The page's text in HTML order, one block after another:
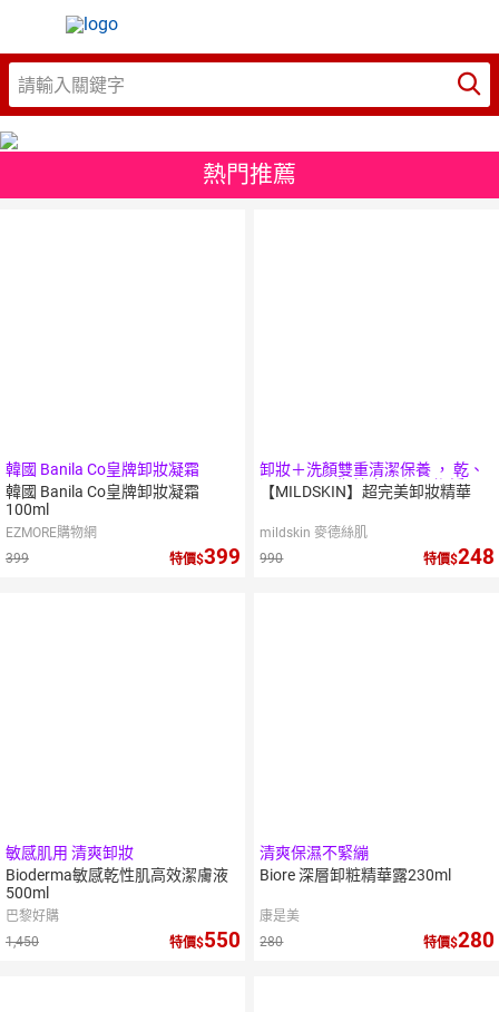
熱門推薦
韓國 Banila Co皇牌卸妝凝霜
100ml
韓國 Banila Co皇牌卸妝凝霜
100ml
EZMORE購物網
399
特價 399
卸妝＋洗顏雙重清潔保養 ， 乾、
濕兩用，一瓶搞定， 深層潔淨，
肌膚Q彈不緊繃
【MILDSKIN】超完美卸妝精華
mildskin 麥德絲肌
990
特價 248
敏感肌用 清爽卸妝
Bioderma敏感乾性肌高效潔膚液
500ml
巴黎好購
1,450
特價 550
清爽保濕不緊繃
Biore 深層卸粧精華露230ml
康是美
280
特價 280